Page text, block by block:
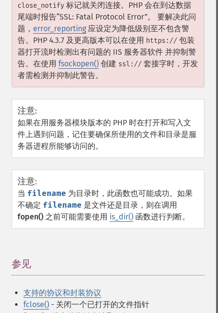
close_notify 标记就关闭连接。PHP 会在到达数据
尾端时报告“SSL: Fatal Protocol Error”。 要解决此问
题， error_reporting 应设定为降低级别至不包含警
告。PHP 4.3.7 及更高版本可以在使用 https:// 包装
器打开流时检测出有问题的 IIS 服务器软件 并抑制警
告。在使用 fsockopen() 创建 ssl:// 套接字时，开发
者需检测并抑制此警告。
注意:
如果在用服务器模块版本的 PHP 时在打开和写入文
件上遇到问题，记住要确保所使用的文件和目录是服
务器进程所能够访问的。
注意:
当 filename 为目录时，此函数也可能成功。如果
不确定 filename 是文件还是目录，则在调用
fopen() 之前可能需要使用 is_dir() 函数进行判断。
参见
支持的协议和封装协议
fclose() - 关闭一个已打开的文件指针